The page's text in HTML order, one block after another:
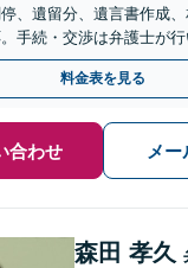
、遺留分、遺言書作成
手続・交渉は弁護士が
ります。
料金表を見る
合わせ メ
森田 孝久